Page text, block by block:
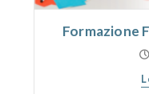
Formazione